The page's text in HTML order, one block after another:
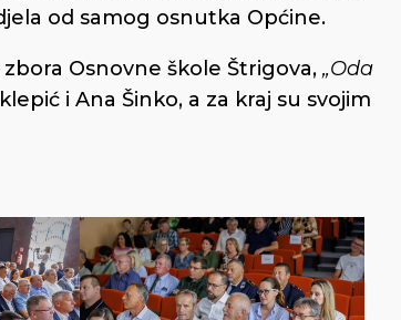
od samog osnutka Općine.
Osnovne škole Štrigova, „Oda
i Ana Šinko, a za kraj su svojim